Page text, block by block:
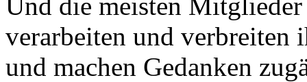
verarbeiten und verbreiten
und machen Gedanken